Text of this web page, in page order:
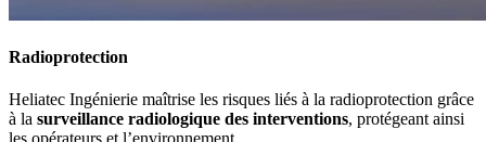
Radioprotection
Heliatec Ingénierie maîtrise les risques liés à la radioprotection grâce
à la surveillance radiologique des interventions, protégeant ainsi
les opérateurs et l’environnement.